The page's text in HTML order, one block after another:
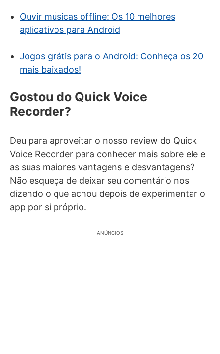
Ouvir músicas offline: Os 10 melhores
aplicativos para Android
Jogos grátis para o Android: Conheça os 20
mais baixados!
Gostou do Quick Voice
Recorder?
Deu para aproveitar o nosso review do Quick
Voice Recorder para conhecer mais sobre ele e
as suas maiores vantagens e desvantagens?
Não esqueça de deixar seu comentário nos
dizendo o que achou depois de experimentar o
app por si próprio.
ANÚNCIOS